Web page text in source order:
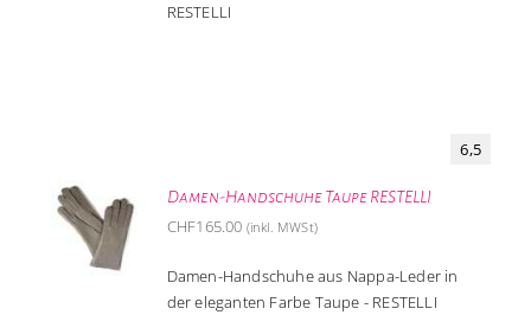
RESTELLI
Damen-Handschuhe Taupe RESTELLI
6,5
CHF165.00 (inkl. MWSt)
Damen-Handschuhe aus Nappa-Leder in
der eleganten Farbe Taupe - RESTELLI